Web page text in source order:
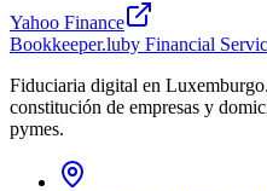
Yahoo Finance
Bookkeeper.luby Financial
Fiduciaria digital en
constitución de empresas y
pymes.